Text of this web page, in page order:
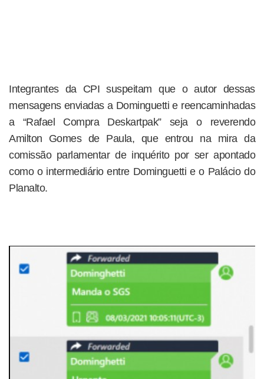
Integrantes da CPI suspeitam que o autor dessas
mensagens enviadas a Dominguetti e reencaminhadas
a “Rafael Compra Deskartpak” seja o reverendo
Amilton Gomes de Paula, que entrou na mira da
comissão parlamentar de inquérito por ser apontado
como o intermediário entre Dominguetti e o Palácio do
Planalto.